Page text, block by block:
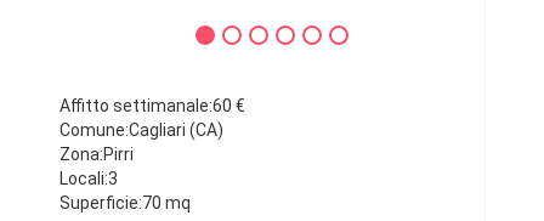
Affitto settimanale:60 €
Comune:Cagliari (CA)
Zona:Pirri
Locali:3
Superficie:70 mq